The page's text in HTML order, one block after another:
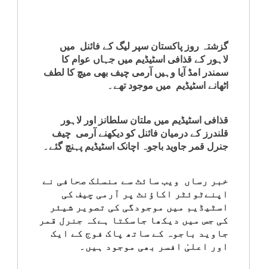
‎کرائم
ویڈیوز
قومی
سپلیمنٹس
گزشتہ روز پاکستان سپر لیگ کے فائنل میں
لاہور کے قذافی اسٹیڈیم میں جہاں عوام کا
سمندر امڈ آیا وہیں آرمی چیف بھی میچ کا لطف
اٹھانے اسٹیڈیم میں موجود تھے۔
قذافی اسٹیڈیم میں ملتان سلطانز اور لاہور
قلندرز کے درمیان فائنل کو دیکھنے آرمی چیف
جنرل قمر جاوید باجوہ اچانک اسٹیڈیم پہنچ گئے۔
خبر رساں ویب سائٹ سے منسلک صحافی نے
اپنےٹوئٹر اکاؤنٹ پر آرمی چیف کی
اسٹیڈیم میں موجودگی کی تصویر شیئر
کی جس میں دیکھا جاسکتا ہےکہ جنرل قمر
جاوید باجوہ کے ساتھ پاک فوج کے ایک
اور اعلیٰ افسر بھی موجود ہیں۔